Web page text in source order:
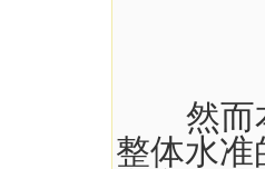
然而本
整体水准